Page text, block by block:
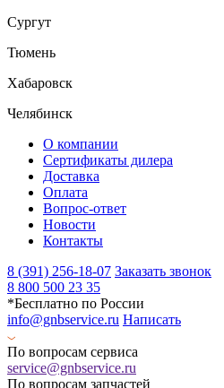
Сургут
Тюмень
Хабаровск
Челябинск
О компании
Сертификаты дилера
Доставка
Оплата
Вопрос-ответ
Новости
Контакты
8 (391) 256-18-07 Заказать звонок
8 800 500 23 35
*Бесплатно по России
info@gnbservice.ru Написать
По вопросам сервиса
service@gnbservice.ru
По вопросам запчастей